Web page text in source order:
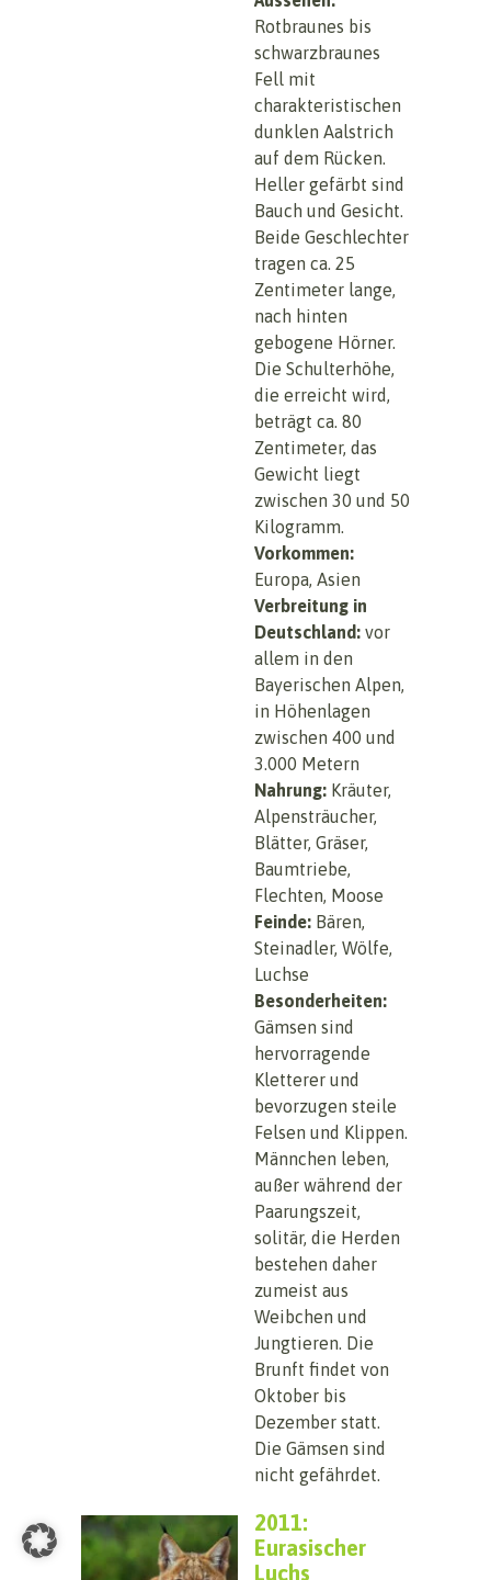
Rotbraunes bis
schwarzbraunes
Fell mit
charakteristischen
dunklen Aalstrich
auf dem Rücken.
Heller gefärbt sind
Bauch und Gesicht.
Beide Geschlechter
tragen ca. 25
Zentimeter lange,
nach hinten
gebogene Hörner.
Die Schulterhöhe,
die erreicht wird,
beträgt ca. 80
Zentimeter, das
Gewicht liegt
zwischen 30 und 50
Kilogramm.
Vorkommen:
Europa, Asien
Verbreitung in
Deutschland: vor
allem in den
Bayerischen Alpen,
in Höhenlagen
zwischen 400 und
3.000 Metern
Nahrung: Kräuter,
Alpensträucher,
Blätter, Gräser,
Baumtriebe,
Flechten, Moose
Feinde: Bären,
Steinadler, Wölfe,
Luchse
Besonderheiten:
Gämsen sind
hervorragende
Kletterer und
bevorzugen steile
Felsen und Klippen.
Männchen leben,
außer während der
Paarungszeit,
solitär, die Herden
bestehen daher
zumeist aus
Weibchen und
Jungtieren. Die
Brunft findet von
Oktober bis
Dezember statt.
Die Gämsen sind
nicht gefährdet.
2011:
Eurasischer
Luchs